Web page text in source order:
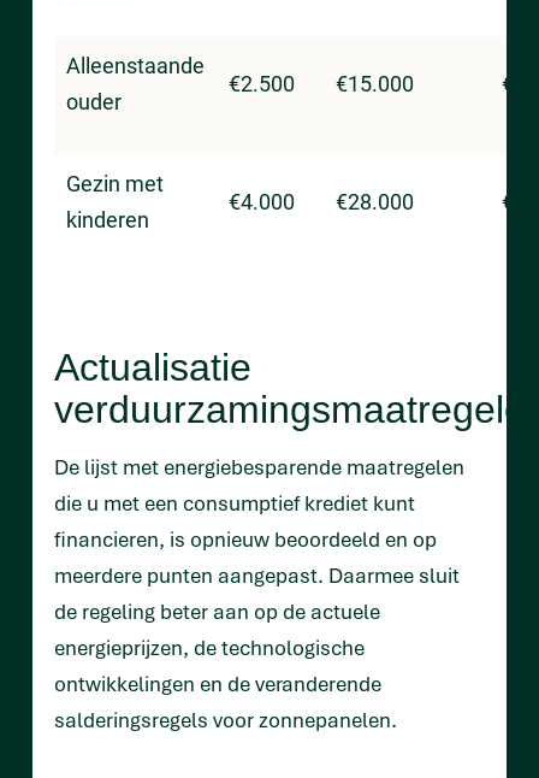
Alleenstaande
ouder
€2.500 €15.000
Gezin met
kinderen
€4.000 €28.000
Actualisatie
De lijst met energiebesparende maatregelen
die u met een consumptief krediet kunt
financieren, is opnieuw beoordeeld en op
meerdere punten aangepast. Daarmee sluit
de regeling beter aan op de actuele
energieprijzen, de technologische
ontwikkelingen en de veranderende
salderingsregels voor zonnepanelen.